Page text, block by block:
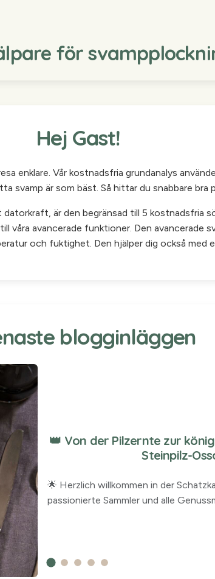
för
Hej Gast!
enklare. Vår kostnadsfria grundanalys
svamp är som bäst. Så hittar du snabbare bra
är den begränsad till 5 kostnadsfria
våra avancerade funktioner. Den avancerade
och fuktighet. Den hjälper dig också med
blogginläggen
👑 Von der Pilzernte zur
Steinpilz-
🌟 Herzlich willkommen in der
passionierte Sammler und alle